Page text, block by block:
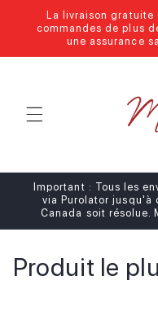
passer
au
contenu
La livraison gratuite
commandes de plus
une assurance
Important : Tous les
via Purolator jusqu'à
Canada soit résolue.
C
Produit le